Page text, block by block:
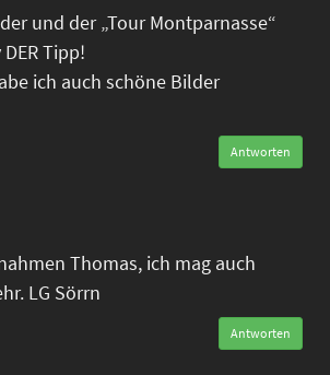
und der „Tour Montparnasse“
Tipp!
ich auch schöne Bilder
Antworten
Thomas, ich mag auch
LG Sörrn
Antworten